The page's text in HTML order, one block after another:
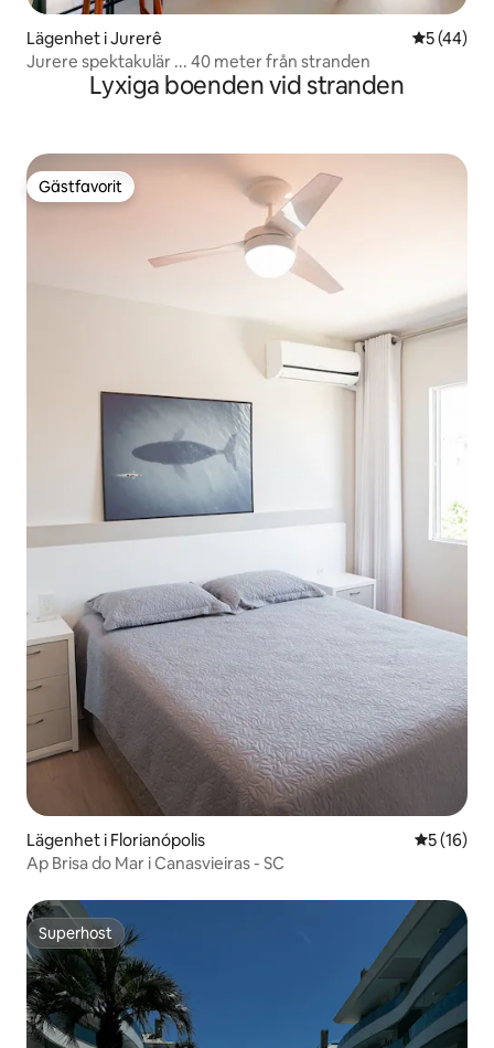
Lägenhet i Jurerê 5 av 5 i
5 (44)
Jurere spektakulär ... 40 meter från stranden
Lyxiga boenden vid stranden
Gästfavorit
Gästfavorit
Lägenhet i Florianópolis 5 av 5 i
5 (16)
Ap Brisa do Mar i Canasvieiras - SC
Superhost
Superhost